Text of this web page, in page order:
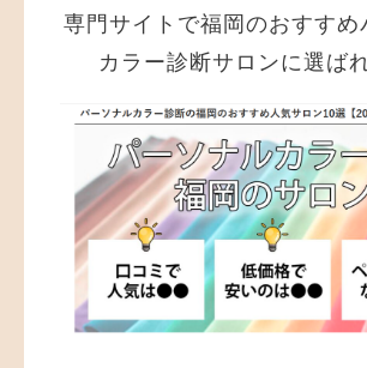
専門サイトで福岡のおすすめ
カラー診断サロンに選ば